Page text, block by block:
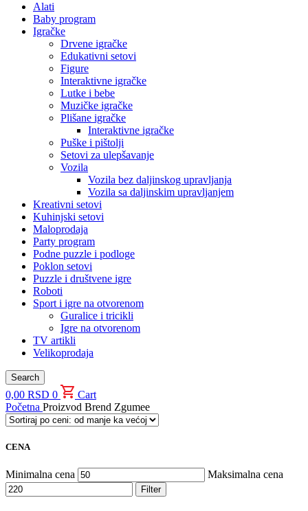
Alati
Baby program
Igračke
Drvene igračke
Edukativni setovi
Figure
Interaktivne igračke
Lutke i bebe
Muzičke igračke
Plišane igračke
Interaktivne igračke
Puške i pištolji
Setovi za ulepšavanje
Vozila
Vozila bez daljinskog upravljanja
Vozila sa daljinskim upravljanjem
Kreativni setovi
Kuhinjski setovi
Maloprodaja
Party program
Podne puzzle i podloge
Poklon setovi
Puzzle i društvene igre
Roboti
Sport i igre na otvorenom
Guralice i tricikli
Igre na otvorenom
TV artikli
Velikoprodaja
Search
0,00 RSD 0
Cart
Početna Proizvod Brend Zgumee
CENA
Minimalna cena Maksimalna cena
Filter